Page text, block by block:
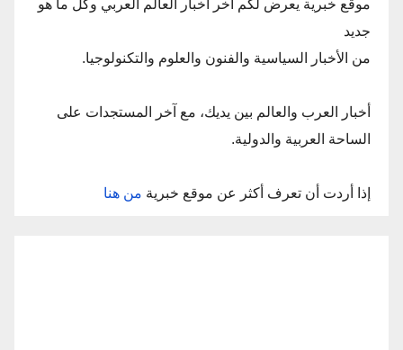
موقع خبرية يعرض لكم أخر أخبار العالم العربي وكل ما هو
جديد
من الأخبار السياسية والفنون والعلوم والتكنولوجيا.
أخبار العرب والعالم بين يديك، مع آخر المستجدات على
الساحة العربية والدولية.
إذا أردت أن تعرف أكثر عن موقع خبرية من هنا